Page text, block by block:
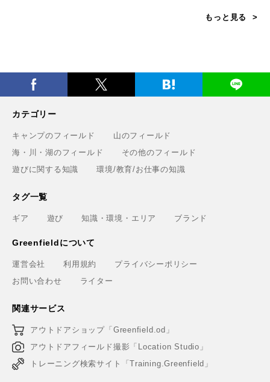
もっと見る
カテゴリー
キャンプのフィールド
山のフィールド
海・川・湖のフィールド
その他のフィールド
遊びに関する知識
環境/教育/お仕事の知識
タグ一覧
ギア 遊び 知識・環境・エリア ブランド
Greenfieldについて
運営会社 利用規約
プライバシーポリシー
お問い合わせ
ライター
関連サービス
アウトドアショップ「Greenfield.od」
アウトドアフィールド撮影「Location Studio」
トレーニング検索サイト「Training.Greenfield」